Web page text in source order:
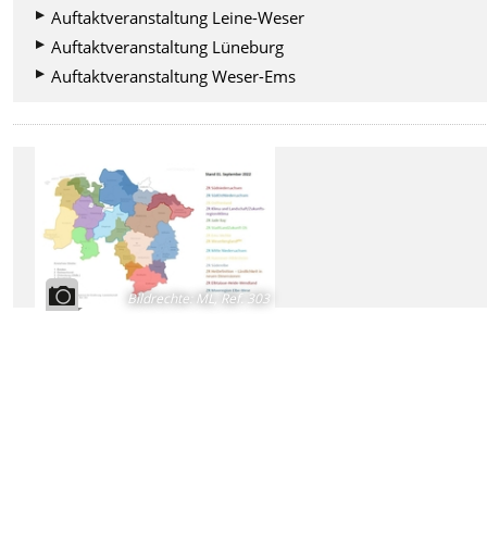
Auftaktveranstaltung Leine-Weser
Auftaktveranstaltung Lüneburg
Auftaktveranstaltung Weser-Ems
Bildrechte: ML, Ref. 303